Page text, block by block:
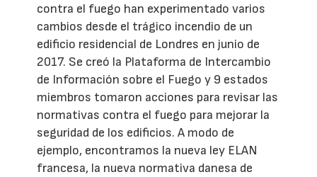
contra el fuego han experimentado varios
cambios desde el trágico incendio de un
edificio residencial de Londres en junio de
2017. Se creó la Plataforma de Intercambio
de Información sobre el Fuego y 9 estados
miembros tomaron acciones para revisar las
normativas contra el fuego para mejorar la
seguridad de los edificios. A modo de
ejemplo, encontramos la nueva ley ELAN
francesa, la nueva normativa danesa de